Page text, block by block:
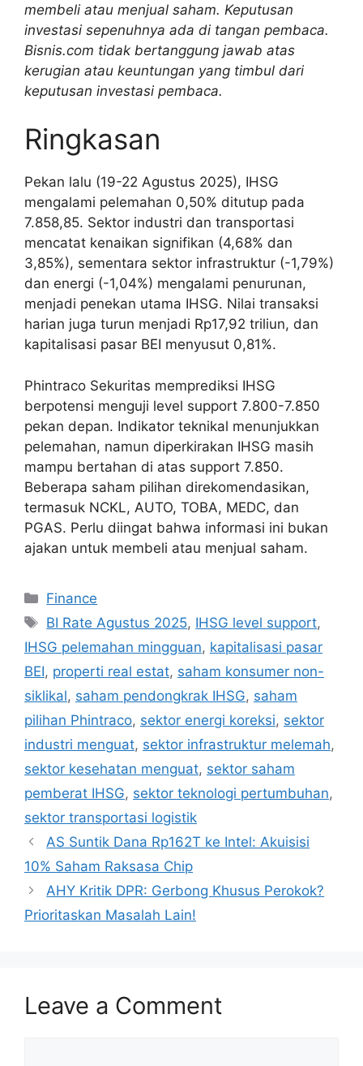
membeli atau menjual saham. Keputusan
investasi sepenuhnya ada di tangan pembaca.
Bisnis.com tidak bertanggung jawab atas
kerugian atau keuntungan yang timbul dari
keputusan investasi pembaca.
Ringkasan
Pekan lalu (19-22 Agustus 2025), IHSG
mengalami pelemahan 0,50% ditutup pada
7.858,85. Sektor industri dan transportasi
mencatat kenaikan signifikan (4,68% dan
3,85%), sementara sektor infrastruktur (-1,79%)
dan energi (-1,04%) mengalami penurunan,
menjadi penekan utama IHSG. Nilai transaksi
harian juga turun menjadi Rp17,92 triliun, dan
kapitalisasi pasar BEI menyusut 0,81%.
Phintraco Sekuritas memprediksi IHSG
berpotensi menguji level support 7.800-7.850
pekan depan. Indikator teknikal menunjukkan
pelemahan, namun diperkirakan IHSG masih
mampu bertahan di atas support 7.850.
Beberapa saham pilihan direkomendasikan,
termasuk NCKL, AUTO, TOBA, MEDC, dan
PGAS. Perlu diingat bahwa informasi ini bukan
ajakan untuk membeli atau menjual saham.
Categories
Finance
Tags
BI Rate Agustus 2025, IHSG level support,
IHSG pelemahan mingguan, kapitalisasi pasar
BEI, properti real estat, saham konsumer non-
siklikal, saham pendongkrak IHSG, saham
pilihan Phintraco, sektor energi koreksi, sektor
industri menguat, sektor infrastruktur melemah,
sektor kesehatan menguat, sektor saham
pemberat IHSG, sektor teknologi pertumbuhan,
sektor transportasi logistik
AS Suntik Dana Rp162T ke Intel: Akuisisi
10% Saham Raksasa Chip
AHY Kritik DPR: Gerbong Khusus Perokok?
Prioritaskan Masalah Lain!
Leave a Comment